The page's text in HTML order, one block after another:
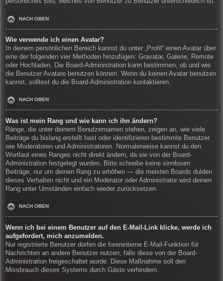
NACH OBEN
Wie verwende ich einen Avatar?
In deinem persönlichen Bereich kannst du unter „Profil“ einen Avatar über
eine der folgenden vier Methoden hinzufügen: Gravatar, Galerie, Remote
oder Hochladen. Die Board-Administration kann bestimmen, ob und wie
die Benutzer Avatare benutzen können. Wenn du keinen Avatar benutzen
kannst, solltest du die Board-Administration kontaktieren.
NACH OBEN
Was ist mein Rang und wie kann ich ihn ändern?
Ränge, die unter deinem Benutzernamen stehen, zeigen an, wie viele
Beiträge du bislang erstellt hast oder identifizieren bestimmte Benutzer
wie Moderatoren und Administratoren. Normalerweise kannst du den
Wortlaut eines Ranges nicht direkt ändern, da sie von der Board-
Administration festgelegt wurden. Bitte schreibe keine sinnlosen
Beiträge, nur um deinen Rang zu erhöhen — die meisten Boards dulden
dieses Verhalten nicht und ein Moderator oder Administrator wird deinen
Rang unter Umständen einfach wieder zurücksetzen.
NACH OBEN
Wenn ich bei einem Benutzer auf den E-Mail-Link klicke, werde ich
aufgefordert, mich anzumelden.
Nur registrierte Benutzer dürfen die foreninterne E-Mail-Funktion für
Nachrichten an andere Benutzer nutzen, falls diese von der Board-
Administration freigeschaltet wurde. Diese Maßnahme soll den
Missbrauch dieses Systems durch Gäste verhindern.